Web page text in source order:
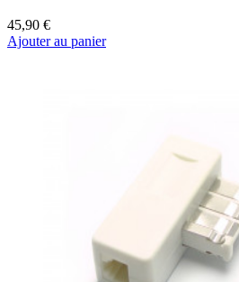
45,90 €
Ajouter au panier